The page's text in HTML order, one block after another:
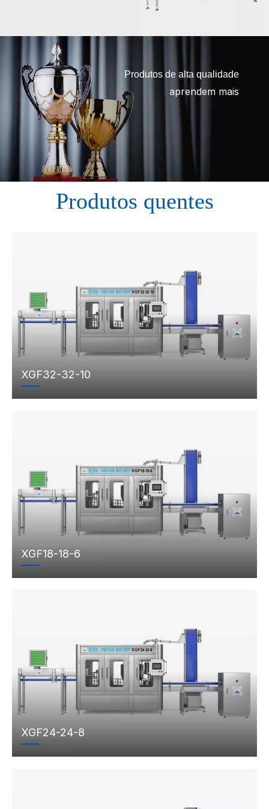
Produtos de alta qualidade
aprendem mais
Produtos quentes
XGF32-32-10
XGF18-18-6
XGF24-24-8